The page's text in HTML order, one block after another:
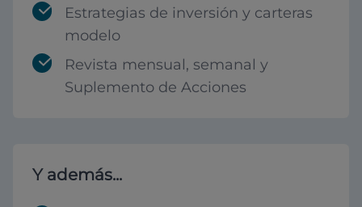
Estrategias de inversión y carteras
modelo
Revista mensual, semanal y
Suplemento de Acciones
Y además...